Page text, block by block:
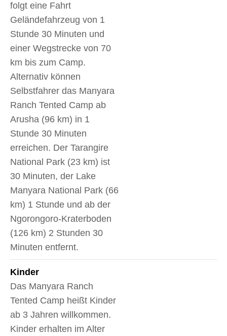
folgt eine Fahrt
Geländefahrzeug von 1
Stunde 30 Minuten und
einer Wegstrecke von 70
km bis zum Camp.
Alternativ können
Selbstfahrer das Manyara
Ranch Tented Camp ab
Arusha (96 km) in 1
Stunde 30 Minuten
erreichen. Der Tarangire
National Park (23 km) ist
30 Minuten, der Lake
Manyara National Park (66
km) 1 Stunde und ab der
Ngorongoro-Kraterboden
(126 km) 2 Stunden 30
Minuten entfernt.
Kinder
Das Manyara Ranch
Tented Camp heißt Kinder
ab 3 Jahren willkommen.
Kinder erhalten im Alter